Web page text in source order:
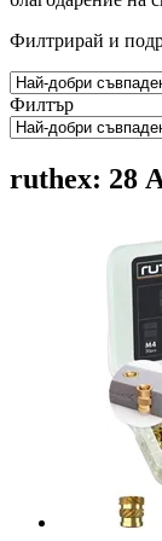
Филтрирай и
Филтър
ruthex: 28